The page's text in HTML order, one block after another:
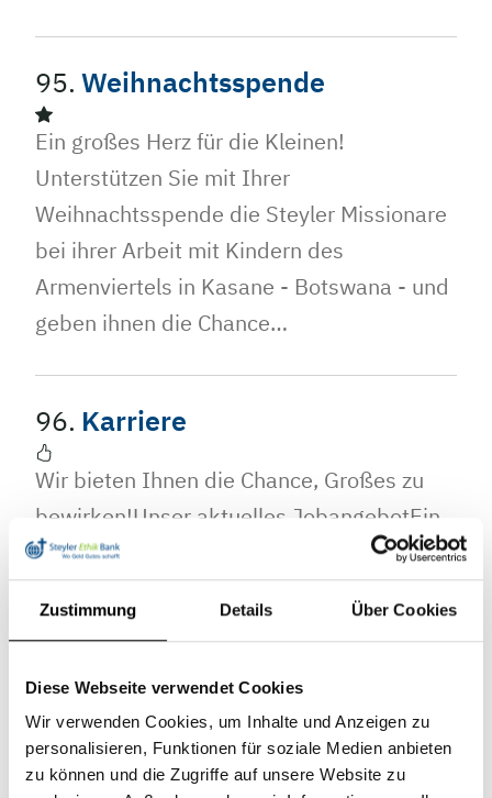
Zustimmung Details Über Cookies
Diese Webseite verwendet Cookies
Wir verwenden Cookies, um Inhalte und Anzeigen zu
personalisieren, Funktionen für soziale Medien anbieten
zu können und die Zugriffe auf unsere Website zu
95. Weihnachtsspende
Ein großes Herz für die Kleinen!
Unterstützen Sie mit Ihrer
Weihnachtsspende die Steyler Missionare
bei ihrer Arbeit mit Kindern des
Armenviertels in Kasane - Botswana - und
geben ihnen die Chance…
96. Karriere
Wir bieten Ihnen die Chance, Großes zu
bewirken!Unser aktuelles JobangebotEin
Job, der die Welt verändert Viele reden
über Nachhaltigkeit, wir leben sie – und
zwar bereits seit 1964. Im Herzen…
97.Krötenwanderung
(Kontowechselservice)